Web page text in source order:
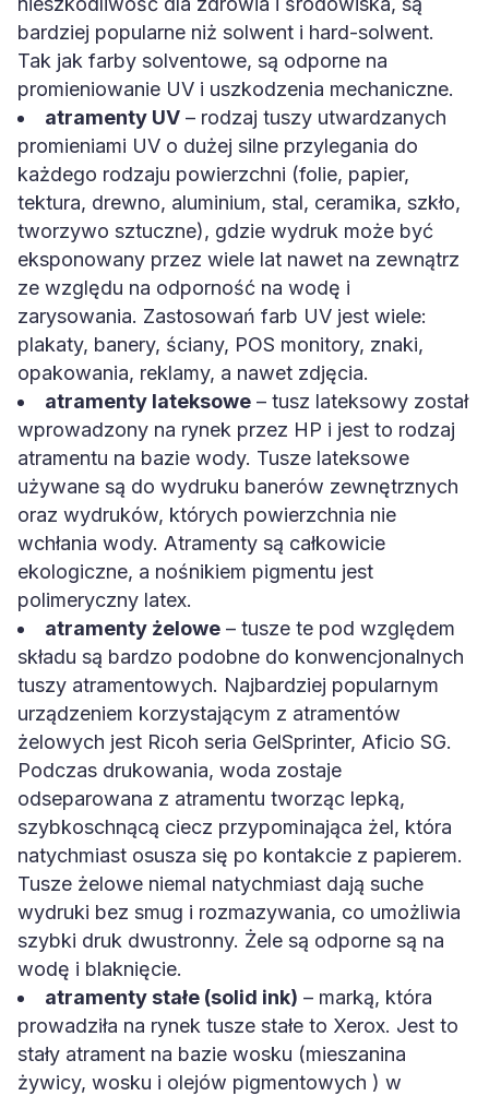
bardziej popularne niż solwent i hard-solwent.
Tak jak farby solventowe, są odporne na
promieniowanie UV i uszkodzenia mechaniczne.
atramenty UV – rodzaj tuszy utwardzanych
promieniami UV o dużej silne przylegania do
każdego rodzaju powierzchni (folie, papier,
tektura, drewno, aluminium, stal, ceramika, szkło,
tworzywo sztuczne), gdzie wydruk może być
eksponowany przez wiele lat nawet na zewnątrz
ze względu na odporność na wodę i
zarysowania. Zastosowań farb UV jest wiele:
plakaty, banery, ściany, POS monitory, znaki,
opakowania, reklamy, a nawet zdjęcia.
atramenty lateksowe – tusz lateksowy został
wprowadzony na rynek przez HP i jest to rodzaj
atramentu na bazie wody. Tusze lateksowe
używane są do wydruku banerów zewnętrznych
oraz wydruków, których powierzchnia nie
wchłania wody. Atramenty są całkowicie
ekologiczne, a nośnikiem pigmentu jest
polimeryczny latex.
atramenty żelowe – tusze te pod względem
składu są bardzo podobne do konwencjonalnych
tuszy atramentowych. Najbardziej popularnym
urządzeniem korzystającym z atramentów
żelowych jest Ricoh seria GelSprinter, Aficio SG.
Podczas drukowania, woda zostaje
odseparowana z atramentu tworząc lepką,
szybkoschnącą ciecz przypominająca żel, która
natychmiast osusza się po kontakcie z papierem.
Tusze żelowe niemal natychmiast dają suche
wydruki bez smug i rozmazywania, co umożliwia
szybki druk dwustronny. Żele są odporne są na
wodę i blaknięcie.
atramenty stałe (solid ink) – marką, która
prowadziła na rynek tusze stałe to Xerox. Jest to
stały atrament na bazie wosku (mieszanina
żywicy, wosku i olejów pigmentowych ) w